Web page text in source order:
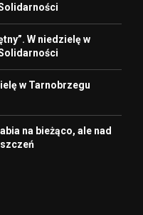
W niedzielę w
w Tarnobrzegu
na bieżąco, ale nad